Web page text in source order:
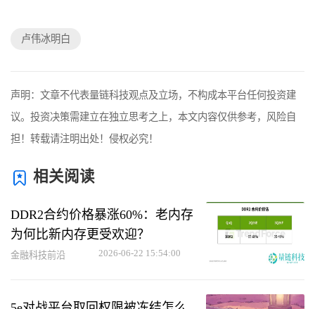
卢伟冰明白
声明：文章不代表量链科技观点及立场，不构成本平台任何投资建
议。投资决策需建立在独立思考之上，本文内容仅供参考，风险自
担！转载请注明出处！侵权必究！
相关阅读
DDR2合约价格暴涨60%：老内存
为何比新内存更受欢迎？
金融科技前沿 2026-06-22 15:54:00